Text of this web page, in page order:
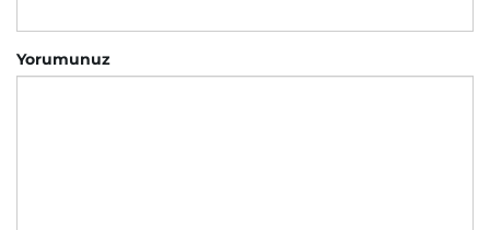
Yorumunuz